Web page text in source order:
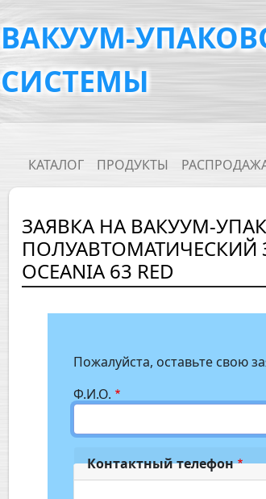
ВАКУУМ-
СИСТЕМЫ
Main navigation
КАТАЛОГ ПРОДУКТЫ
ЗАЯВКА НА ВАКУУМ-
ПОЛУАВТОМАТИЧЕСКИЙ
OCEANIA 63 RED
Пожалуйста, оставьте свою
Ф.И.О.
Контактный телефон